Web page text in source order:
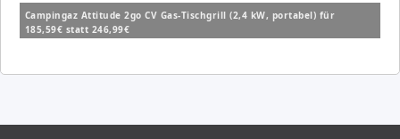
Campingaz Attitude 2go CV Gas-Tischgrill (2,4 kW, portabel) für
185,59€ statt 246,99€